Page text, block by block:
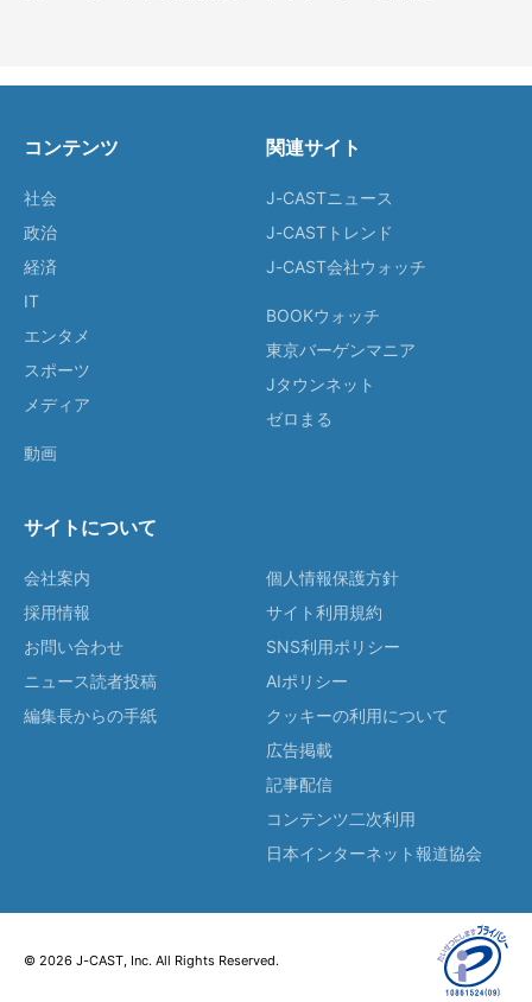
コンテンツ
社会
政治
経済
IT
エンタメ
スポーツ
メディア
動画
関連サイト
J-CASTニュース
J-CASTトレンド
J-CAST会社ウォッチ
BOOKウォッチ
東京バーゲンマニア
Jタウンネット
ゼロまる
サイトについて
会社案内
採用情報
お問い合わせ
ニュース読者投稿
編集長からの手紙
個人情報保護方針
サイト利用規約
SNS利用ポリシー
AIポリシー
クッキーの利用について
広告掲載
記事配信
コンテンツ二次利用
日本インターネット報道協会
© 2026 J-CAST, Inc. All Rights Reserved.